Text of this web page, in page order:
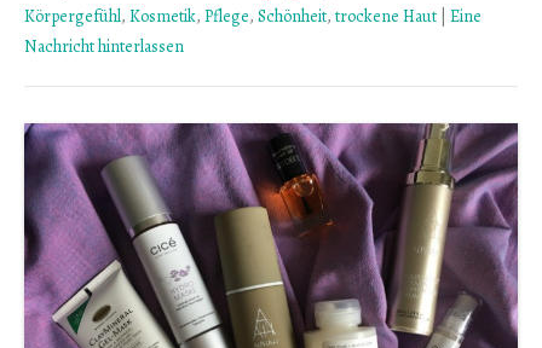
Körpergefühl, Kosmetik, Pflege, Schönheit, trockene Haut Eine
Nachricht hinterlassen